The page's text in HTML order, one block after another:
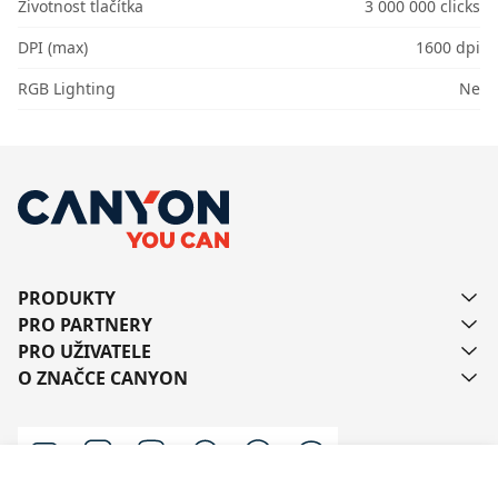
Životnost tlačítka
3 000 000 clicks
DPI (max)
1600 dpi
RGB Lighting
Ne
PRODUKTY
PRO PARTNERY
PRO UŽIVATELE
O ZNAČCE CANYON